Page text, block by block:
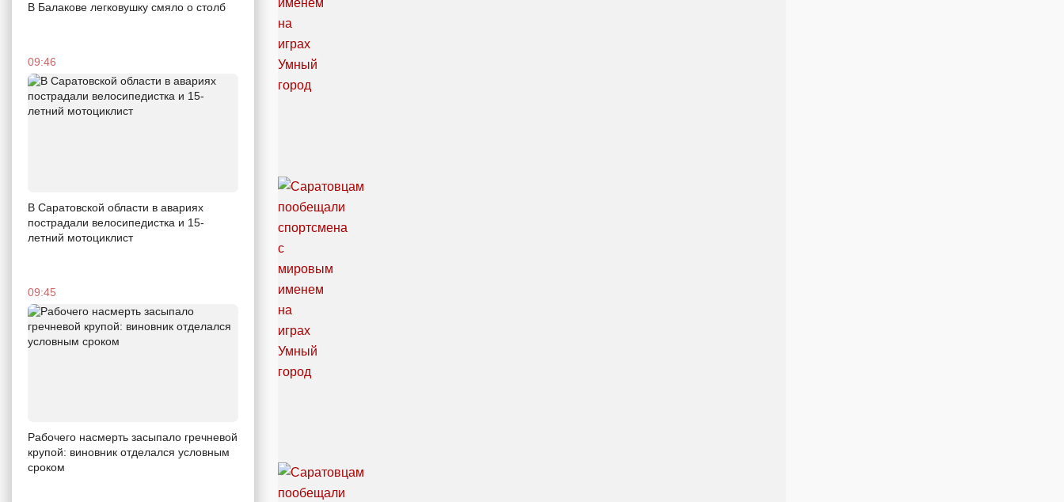
В Балакове легковушку смяло о столб
09:46
В Саратовской области в авариях
пострадали велосипедистка и 15-
летний мотоциклист
09:45
Рабочего насмерть засыпало гречневой
крупой: виновник отделался условным
сроком